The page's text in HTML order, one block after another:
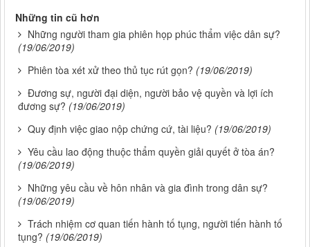
Những tin cũ hơn
Những người tham gia phiên họp phúc thẩm việc dân sự?
(19/06/2019)
Phiên tòa xét xử theo thủ tục rút gọn? (19/06/2019)
Đương sự, người đại diện, người bảo vệ quyền và lợi ích
đương sự? (19/06/2019)
Quy định việc giao nộp chứng cứ, tài liệu? (19/06/2019)
Yêu cầu lao động thuộc thẩm quyền giải quyết ở tòa án?
(19/06/2019)
Những yêu cầu về hôn nhân và gia đình trong dân sự?
(19/06/2019)
Trách nhiệm cơ quan tiến hành tố tụng, người tiến hành tố
tụng? (19/06/2019)